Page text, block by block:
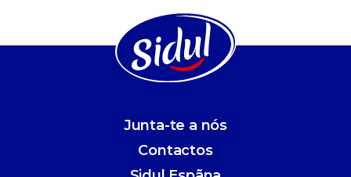
Junta-te a nós
Contactos